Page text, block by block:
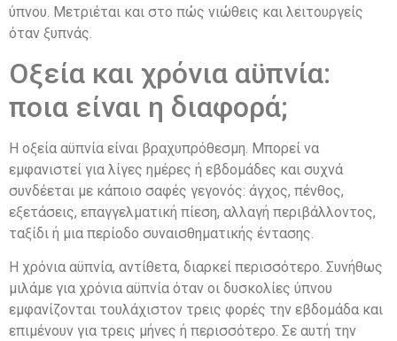
ύπνου. Μετριέται και στο πώς νιώθεις και λειτουργείς
όταν ξυπνάς.
Οξεία και χρόνια αϋπνία:
ποια είναι η διαφορά;
Η οξεία αϋπνία είναι βραχυπρόθεσμη. Μπορεί να
εμφανιστεί για λίγες ημέρες ή εβδομάδες και συχνά
συνδέεται με κάποιο σαφές γεγονός: άγχος, πένθος,
εξετάσεις, επαγγελματική πίεση, αλλαγή περιβάλλοντος,
ταξίδι ή μια περίοδο συναισθηματικής έντασης.
Η χρόνια αϋπνία, αντίθετα, διαρκεί περισσότερο. Συνήθως
μιλάμε για χρόνια αϋπνία όταν οι δυσκολίες ύπνου
εμφανίζονται τουλάχιστον τρεις φορές την εβδομάδα και
επιμένουν για τρεις μήνες ή περισσότερο. Σε αυτή την